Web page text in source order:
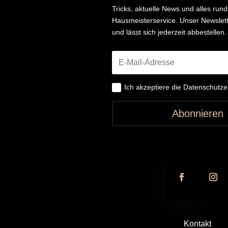
Tricks, aktuelle News und alles
Hausmeisterservice. Unser
und lässt sich jederzeit abbestellen.
Ich akzeptiere die
Abonnieren
Kontakt